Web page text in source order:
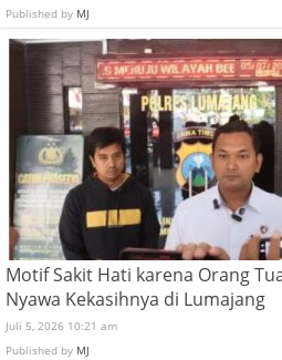
Published by MJ
Motif Sakit Hati karena Orang
Nyawa Kekasihnya di Lumajang
Juli 5, 2026 10:21 am
Published by MJ